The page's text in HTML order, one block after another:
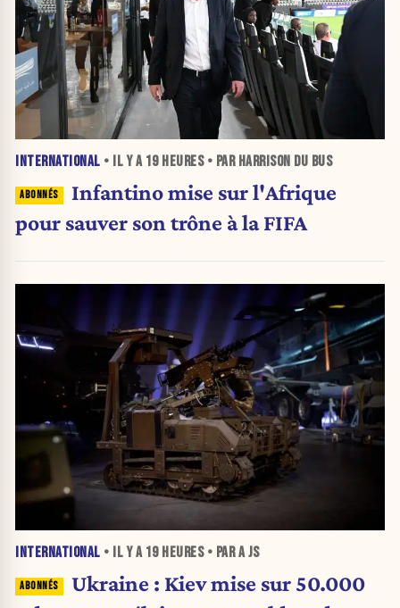
INTERNATIONAL • IL Y A 19 HEURES• PAR HARRISON DU BUS
Infantino mise sur l'Afrique
pour sauver son trône à la FIFA
INTERNATIONAL • IL Y A 19 HEURES• PAR A JS
Ukraine : Kiev mise sur 50.000